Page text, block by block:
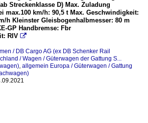
Streckenklasse D) Max. Zuladung
max.100 km/h: 90,5 t Max. Geschwindigkeit:
h Kleinster Gleisbogenhalbmesser: 80 m
GP Handbremse: Fbr
RIV 
/ DB Cargo AG (ex DB Schenker Rail
/ Wagen / Güterwagen der Gattung S...
allgemein Europa / Güterwagen / Gattung